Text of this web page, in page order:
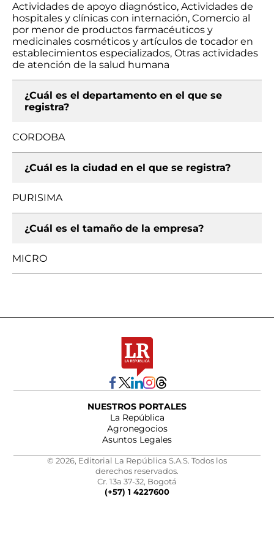
Actividades de apoyo diagnóstico, Actividades de
hospitales y clínicas con internación, Comercio al
por menor de productos farmacéuticos y
medicinales cosméticos y artículos de tocador en
establecimientos especializados, Otras actividades
de atención de la salud humana
¿Cuál es el departamento en el que se
registra?
CORDOBA
¿Cuál es la ciudad en el que se registra?
PURISIMA
¿Cuál es el tamaño de la empresa?
MICRO
NUESTROS PORTALES
La República
Agronegocios
Asuntos Legales
© 2026, Editorial La República S.A.S. Todos los
derechos reservados.
Cr. 13a 37-32, Bogotá
(+57) 1 4227600